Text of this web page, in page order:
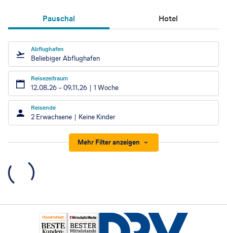
Pauschal Hotel
Abflughafen
Beliebiger Abflughafen
Reisezeitraum
12.08.26 –09.11.26 1 Woche
Reisende
2 Erwachsene Keine Kinder
Mehr Filter anzeigen